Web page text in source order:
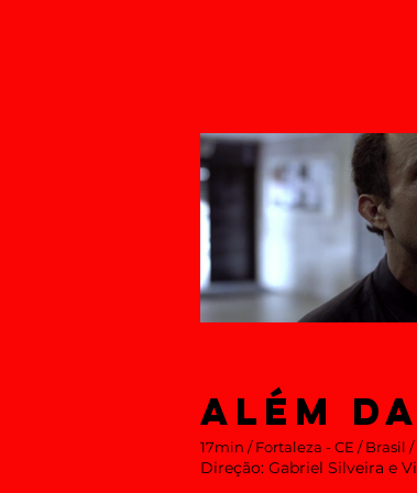
ALÉM
17min / Fortaleza - CE / Brasil /
Direção: Gabriel Silveira e